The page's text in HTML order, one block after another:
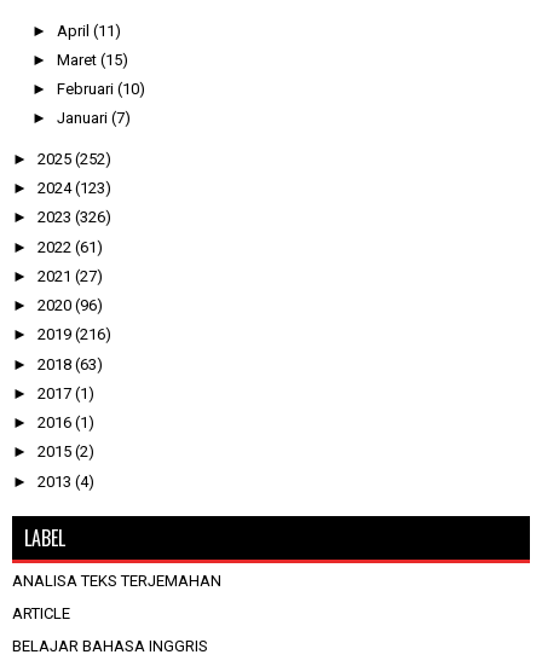
► April (11)
► Maret (15)
► Februari (10)
► Januari (7)
► 2025 (252)
► 2024(123)
► 2023 (326)
► 2022 (61)
► 2021 (27)
► 2020 (96)
► 2019 (216)
► 2018 (63)
► 2017 (1)
► 2016 (1)
► 2015 (2)
► 2013 (4)
LABEL
ANALISA TEKS TERJEMAHAN
ARTICLE
BELAJAR BAHASA INGGRIS